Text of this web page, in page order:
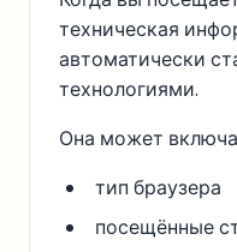
техническая
автоматически
технологиями.
Она может
тип браузера
посещённые